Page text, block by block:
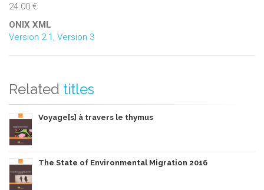
24.00 €
ONIX XML
Version 2.1 Version 3
Related titles
Voyage[s] à travers le thymus
The State of Environmental Migration 2016